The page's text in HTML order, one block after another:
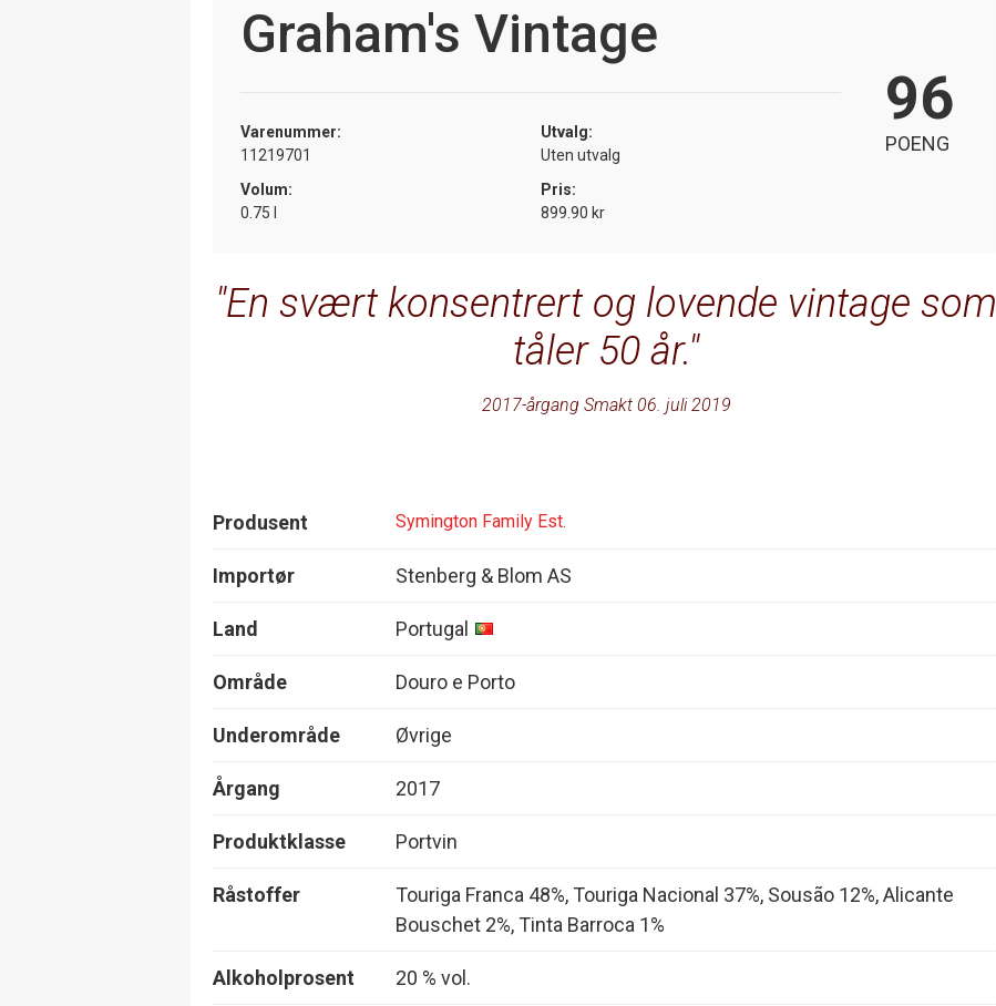
Graham's Vintage
Varenummer:
11219701
Utvalg:
Uten utvalg
Volum:
0.75 l
Pris:
899.90 kr
96
POENG
En svært konsentrert og lovende vintage som
tåler 50 år.
2017-årgang Smakt 06. juli 2019
Produsent Symington Family Est.
Importør Stenberg & Blom AS
Land Portugal
Område Douro e Porto
Underområde Øvrige
Årgang 2017
Produktklasse Portvin
Råstoffer
Touriga Franca 48%, Touriga Nacional 37%, Sousão 12%, Alicante
Bouschet 2%, Tinta Barroca 1%
Alkoholprosent 20 % vol.